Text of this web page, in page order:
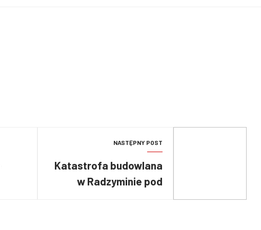
NASTĘPNY POST
Katastrofa budowlana
w Radzyminie pod